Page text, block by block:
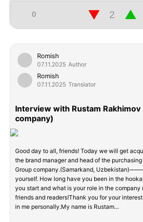
0 ▲
▼
Romish
07.11.2025 Author
Romish
07.11.2025 Translator
Interview with Rustam
company)
Good day to all, friends! Today we will get
the brand manager and head of the
Group company.(Samarkand,
yourself. How long have you been in the
you start and what is your role in the company
friends and readers!Thank you for your
in me personally.My name is Rustam…